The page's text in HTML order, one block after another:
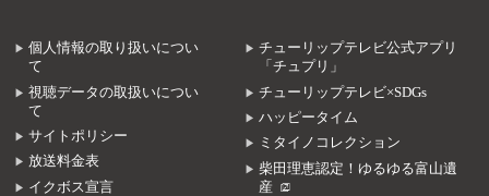
個人情報の取り扱いについ
て
視聴データの取扱いについ
て
サイトポリシー
放送料金表
イクボス宣言
チューリップテレビ公式アプリ
「チュプリ」
チューリップテレビ×SDGs
ハッピータイム
ミタイノコレクション
柴田理恵認定！ゆるゆる富山遺
産